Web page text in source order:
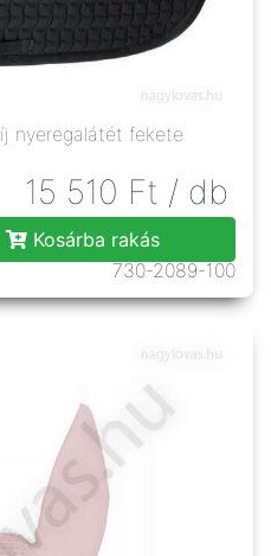
nyeregalátét fekete
15 510 Ft / db
Kosárba rakás
730-2089-100